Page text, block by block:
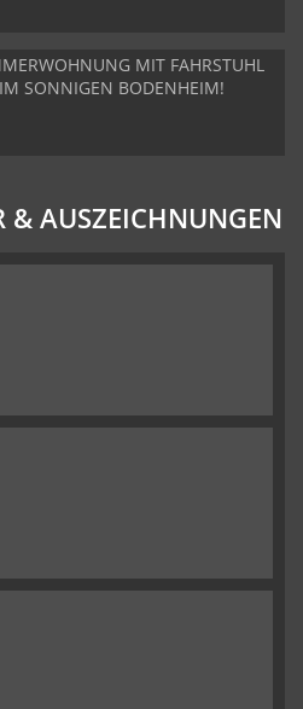
MIT FAHRSTUHL
SONNIGEN BODENHEIM!
& AUSZEICHNUNGEN